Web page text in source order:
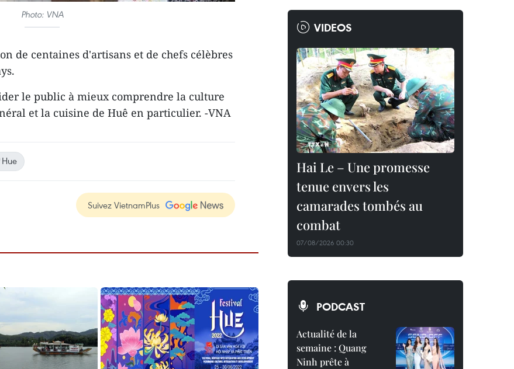
Photo: VNA
de centaines d'artisans et de chefs célèbres
le public à mieux comprendre la culture
et la cuisine de Huê en particulier. -VNA
Hue
Suivez VietnamPlus
VIDEOS
Hai Le – Une promesse
tenue envers les
camarades tombés au
combat
07/08/2026 00:30
PODCAST
Actualité de la
semaine : Quang
Ninh prête à